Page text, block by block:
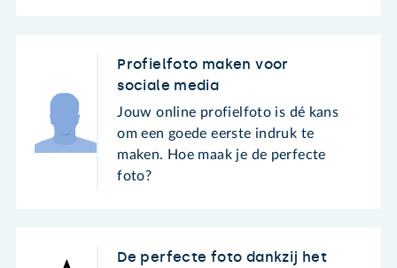
Profielfoto maken voor
sociale media
Jouw online profielfoto is dé kans
om een goede eerste indruk te
maken. Hoe maak je de perfecte
foto?
De perfecte foto dankzij het